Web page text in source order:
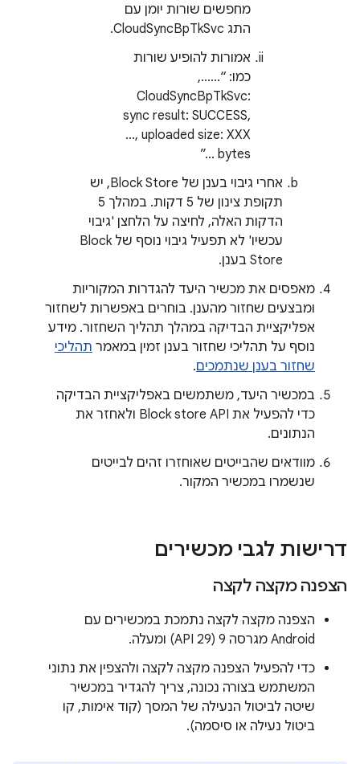
מחפשים שורות יומן עם
התג CloudSyncBpTkSvc.
אמורות להופיע שורות
כמו: “......,
CloudSyncBpTkSvc:
sync result: SUCCESS,
..., uploaded size: XXX
bytes ...”
אחרי גיבוי בענן של Block Store, יש
תקופת צינון של 5 דקות. במהלך 5
הדקות האלה, לחיצה על הלחצן 'גיבוי
עכשיו' לא תפעיל גיבוי נוסף של Block
Store בענן.
מאפסים את מכשיר היעד להגדרות המקוריות
ומבצעים שחזור מהענן. בוחרים באפשרות לשחזור
אפליקציית הבדיקה במהלך תהליך השחזור. מידע
נוסף על תהליכי שחזור בענן זמין במאמר תהליכי
שחזור בענן שנתמכים.
במכשיר היעד, משתמשים באפליקציית הבדיקה
כדי להפעיל את Block store API ולאחזר את
הנתונים.
מוודאים שהבייטים שאוחזרו זהים לבייטים
שנשמרו במכשיר המקור.
דרישות לגבי מכשירים
הצפנה מקצה לקצה
הצפנה מקצה לקצה נתמכת במכשירים עם
Android מגרסה 9 (API 29) ומעלה.
כדי להפעיל הצפנה מקצה לקצה ולהצפין את נתוני
המשתמש בצורה נכונה, צריך להגדיר במכשיר
שיטה לביטול הנעילה של המסך (קוד אימות, קו
ביטול נעילה או סיסמה).